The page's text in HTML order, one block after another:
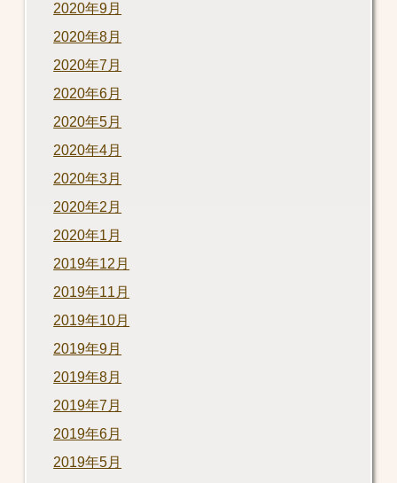
2020年9月
2020年8月
2020年7月
2020年6月
2020年5月
2020年4月
2020年3月
2020年2月
2020年1月
2019年12月
2019年11月
2019年10月
2019年9月
2019年8月
2019年7月
2019年6月
2019年5月